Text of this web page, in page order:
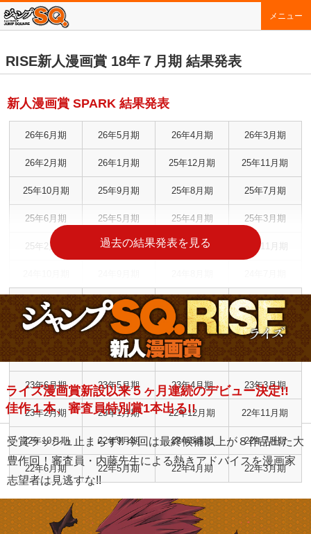
メニュー
RISE新人漫画賞 18年７月期 結果発表
新人漫画賞 SPARK 結果発表
26年6月期 26年5月期 26年4月期 26年3月期
26年2月期 26年1月期 25年12月期 25年11月期
25年10月期 25年9月期 25年8月期 25年7月期
25年6月期 25年5月期 25年4月期 25年3月期
25年2月期 25年1月期 24年12月期 24年11月期
24年6月期 24年5月期 24年4月期 24年3月期
24年2月期 24年1月期 23年12月期 23年11月期
23年9月期 23年8月期 23年7月期
23年6月期 23年5月期 23年4月期 23年3月期
23年2月期 23年1月期 22年12月期 22年11月期
22年10月期 22年9月期 22年8月期 22年7月期
22年6月期 22年5月期 22年4月期 22年3月期
RISE新人漫画賞 結果発表
過去の結果発表を見る
ライズ漫画賞新設以来５ヶ月連続のデビュー決定!!
佳作１本、審査員特別賞1本出る!!
受賞ラッシュ止まらず!! 今回は最終候補以上が８作品出た大
豊作回！審査員・内藤先生による熱きアドバイスを漫画家
志望者は見逃すな!!